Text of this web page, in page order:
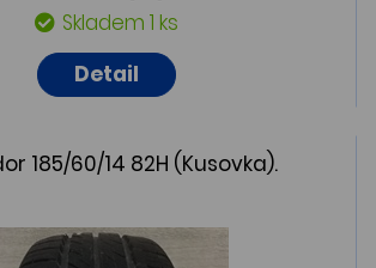
Skladem 1 ks
Detail
185/60/14 82H (Kusovka).